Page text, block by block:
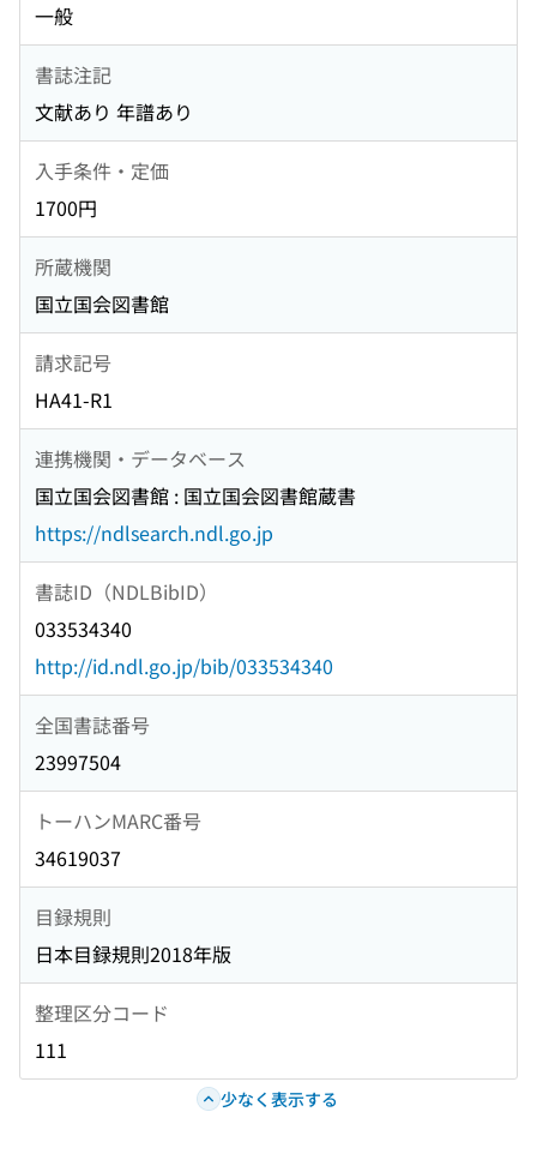
一般
書誌注記
文献あり 年譜あり
入手条件・定価
1700円
所蔵機関
国立国会図書館
請求記号
HA41-R1
連携機関・データベース
国立国会図書館 : 国立国会図書館蔵書
https://ndlsearch.ndl.go.jp
書誌ID（NDLBibID）
033534340
http://id.ndl.go.jp/bib/033534340
全国書誌番号
23997504
トーハンMARC番号
34619037
目録規則
日本目録規則2018年版
整理区分コード
111
少なく表示する